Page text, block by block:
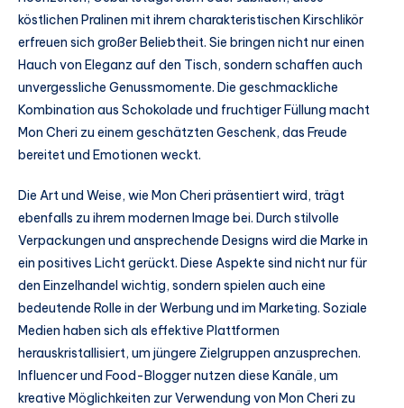
köstlichen Pralinen mit ihrem charakteristischen Kirschlikör
erfreuen sich großer Beliebtheit. Sie bringen nicht nur einen
Hauch von Eleganz auf den Tisch, sondern schaffen auch
unvergessliche Genussmomente. Die geschmackliche
Kombination aus Schokolade und fruchtiger Füllung macht
Mon Cheri zu einem geschätzten Geschenk, das Freude
bereitet und Emotionen weckt.
Die Art und Weise, wie Mon Cheri präsentiert wird, trägt
ebenfalls zu ihrem modernen Image bei. Durch stilvolle
Verpackungen und ansprechende Designs wird die Marke in
ein positives Licht gerückt. Diese Aspekte sind nicht nur für
den Einzelhandel wichtig, sondern spielen auch eine
bedeutende Rolle in der Werbung und im Marketing. Soziale
Medien haben sich als effektive Plattformen
herauskristallisiert, um jüngere Zielgruppen anzusprechen.
Influencer und Food-Blogger nutzen diese Kanäle, um
kreative Möglichkeiten zur Verwendung von Mon Cheri zu